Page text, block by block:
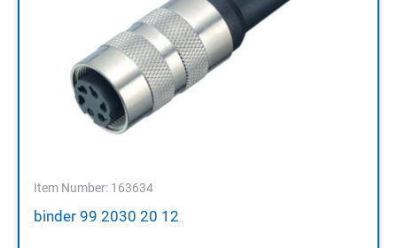
Item Number: 163634
binder 99 2030 20 12